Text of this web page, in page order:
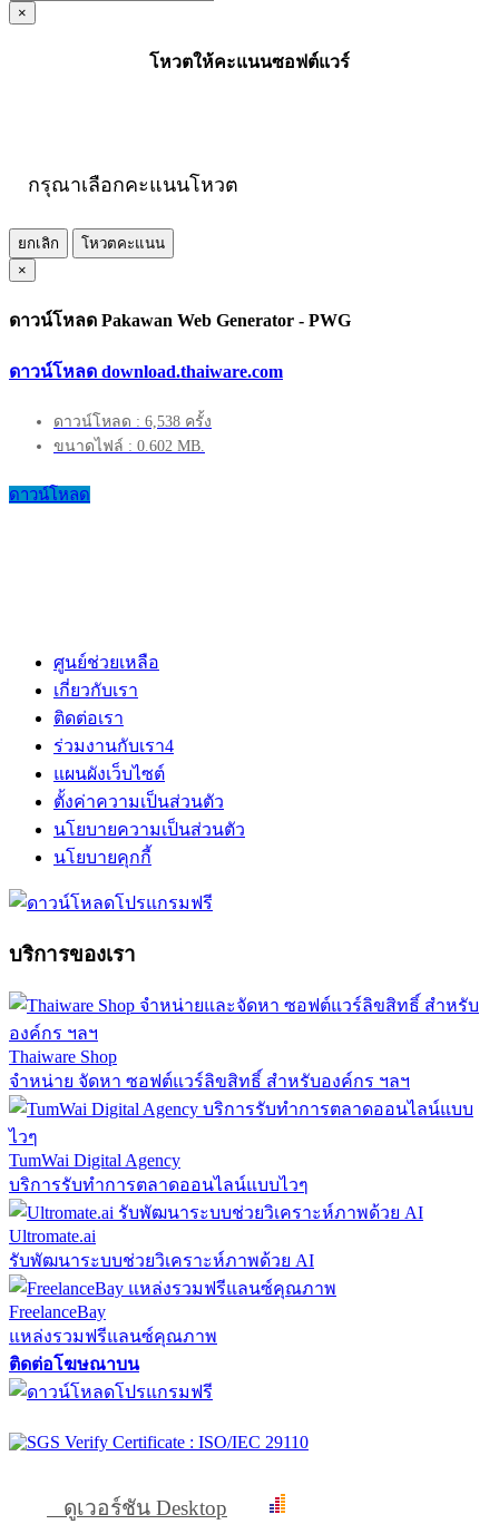
×
โหวตให้คะแนนซอฟต์แวร์
กรุณาเลือกคะแนนโหวต
ยกเลิก
โหวตคะแนน
×
ดาวน์โหลด Pakawan Web Generator - PWG
ดาวน์โหลด download.thaiware.com
ดาวน์โหลด : 6,538 ครั้ง
ขนาดไฟล์ : 0.602 MB.
ดาวน์โหลด
ศูนย์ช่วยเหลือ
เกี่ยวกับเรา
ติดต่อเรา
ร่วมงานกับเรา4
แผนผังเว็บไซต์
ตั้งค่าความเป็นส่วนตัว
นโยบายความเป็นส่วนตัว
นโยบายคุกกี้
บริการของเรา
Thaiware Shop
จำหน่าย จัดหา ซอฟต์แวร์ลิขสิทธิ์ สำหรับองค์กร ฯลฯ
TumWai Digital Agency
บริการรับทำการตลาดออนไลน์แบบไวๆ
Ultromate.ai
รับพัฒนาระบบช่วยวิเคราะห์ภาพด้วย AI
FreelanceBay
แหล่งรวมฟรีแลนซ์คุณภาพ
ติดต่อโฆษณาบน
ดูเวอร์ชัน Desktop